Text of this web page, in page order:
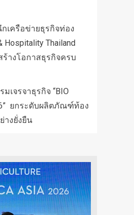
เครือข่ายธุรกิจท่อง
Hospitality Thailand
างโอกาสธุรกิจครบ
เจรจาธุรกิจ “BIO
ยกระดับผลิตภัณฑ์ท้อง
างยั่งยืน